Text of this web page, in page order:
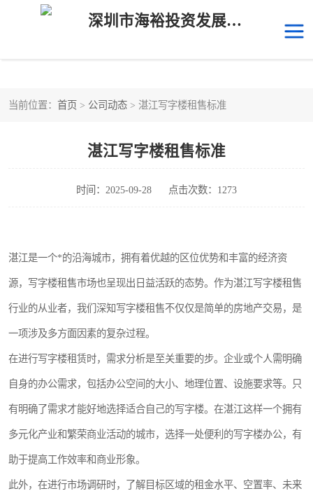
深圳市海裕投资发展有限公司
当前位置： 首页 > 公司动态 > 湛江写字楼租售标准
湛江写字楼租售标准
时间：2025-09-28 点击次数：1273
湛江是一个*的沿海城市，拥有着优越的区位优势和丰富的经济资
源，写字楼租售市场也呈现出日益活跃的态势。作为湛江写字楼租售
行业的从业者，我们深知写字楼租售不仅仅是简单的房地产交易，是
一项涉及多方面因素的复杂过程。
在进行写字楼租赁时，需求分析是至关重要的步。企业或个人需明确
自身的办公需求，包括办公空间的大小、地理位置、设施要求等。只
有明确了需求才能好地选择适合自己的写字楼。在湛江这样一个拥有
多元化产业和繁荣商业活动的城市，选择一处便利的写字楼办公，有
助于提高工作效率和商业形象。
此外，在进行市场调研时，了解目标区域的租金水平、空置率、未来
南山华侨城
深圳湾科技生态园
深圳宝安 福田车公庙
龙华
宝安区 西乡
福田华强北 南山科技园
南山后海